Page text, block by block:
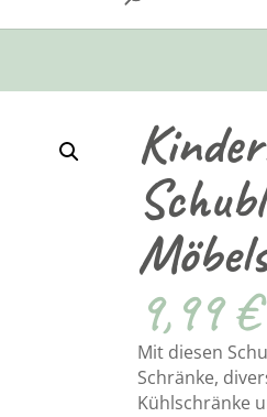
9,99€
Mit diesen
Schränke,
Kühlschränke